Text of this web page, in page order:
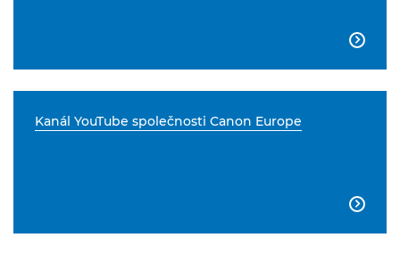

Kanál YouTube společnosti Canon Europe
